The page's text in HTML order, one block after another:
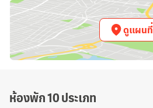
ดูแผนที่
ห้องพัก 10 ประเภท